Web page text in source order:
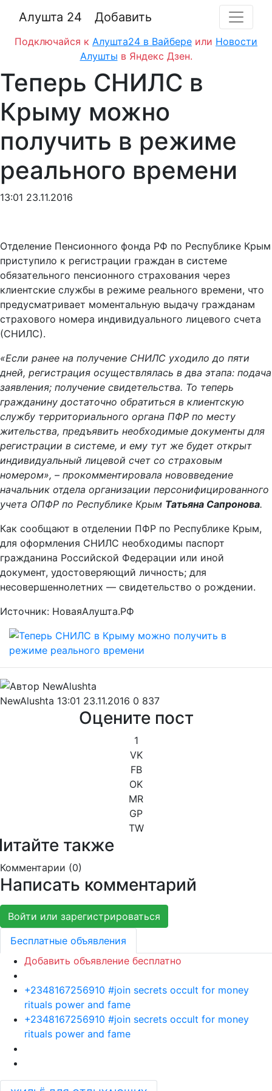
Алушта 24 Добавить
Подключайся к Алушта24 в Вайбере или Новости
Алушты в Яндекс Дзен.
Теперь СНИЛС в
Крыму можно
получить в режиме
реального времени
13:01 23.11.2016
Отделение Пенсионного фонда РФ по Республике Крым
приступило к регистрации граждан в системе
обязательного пенсионного страхования через
клиентские службы в режиме реального времени, что
предусматривает моментальную выдачу гражданам
страхового номера индивидуального лицевого счета
(СНИЛС).
«Если ранее на получение СНИЛС уходило до пяти
дней, регистрация осуществлялась в два этапа: подача
заявления; получение свидетельства. То теперь
гражданину достаточно обратиться в клиентскую
службу территориального органа ПФР по месту
жительства, предъявить необходимые документы для
регистрации в системе, и ему тут же будет открыт
индивидуальный лицевой счет со страховым
номером», – прокомментировала нововведение
начальник отдела организации персонифицированного
учета ОПФР по Республике Крым Татьяна Сапронова.
Как сообщают в отделении ПФР по Республике Крым,
для оформления СНИЛС необходимы паспорт
гражданина Российской Федерации или иной
документ, удостоверяющий личность; для
несовершеннолетних — свидетельство о рождении.
Источник: НоваяАлушта.РФ
NewAlushta 13:01 23.11.2016 0 837
Оцените пост
1
VK
FB
OK
MR
GP
TW
также
Комментарии (0)
Написать комментарий
Войти или зарегистрироваться
Бесплатные объявления
Добавить объявление бесплатно
+2348167256910 #join secrets occult for money
rituals power and fame
+2348167256910 #join secrets occult for money
rituals power and fame